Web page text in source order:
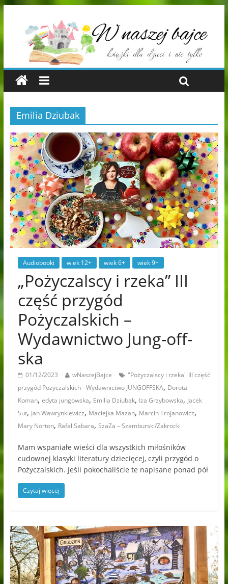
Emilia Dziubak
Audiobooki wiek 12+ wiek 6+ wiek 9+
„Pożyczalscy i rzeka” III
część przygód
Pożyczalskich –
Wydawnictwo Jung-off-
ska
01/12/2023 wNaszejBajce
"Pożyczalscy i rzeka" III część
przygód Pożyczalskich - Wydawnictwo JUNGOFFSKA, Dorota
Koman, edyta jungowska, Emilia Dziubak, Iza Grzybowska, Jacek
Sut, Jan Wawrynkiewicz, Maciejka Mazan, Marcin Trojanowicz,
Mary Norton, Rafał Sabara, SzaZa – Szamburski/Zakrocki
Mam wspaniałe wieści dla wszystkich miłośników
cudownej klasyki literatury dziecięcej, czyli przygód o
Pożyczalskich. Jeśli pokochaliście te napisane ponad pół
Czytaj więcej